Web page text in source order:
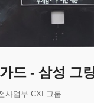
사업부 CXI 그룹